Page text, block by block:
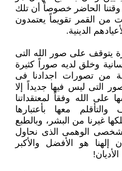
وقتنا الحاضر خصوصاً أن تلك
من القمر تقويماً يعتمدون
الدينية.‏
يتوقف على صور الله التى
وخلق لديه صوراً كثيرة
من تصورات اجدادنا فى
التى ليس فيها جديداً إلا
على الله وفقاً ‏لمعتقداتنا
والتأقلم معها بأعتبارها
غيرنا من البشر، وبالطبع
الوهمى الذى نحاول
إلهنا هو الأفضل والأكبر